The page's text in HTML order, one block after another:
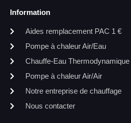
Information
Aides remplacement PAC 1 €
Pompe à chaleur Air/Eau
Chauffe-Eau Thermodynamique
Pompe à chaleur Air/Air
Notre entreprise de chauffage
Nous contacter